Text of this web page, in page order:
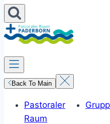
Back To Main
Pastoraler
Raum